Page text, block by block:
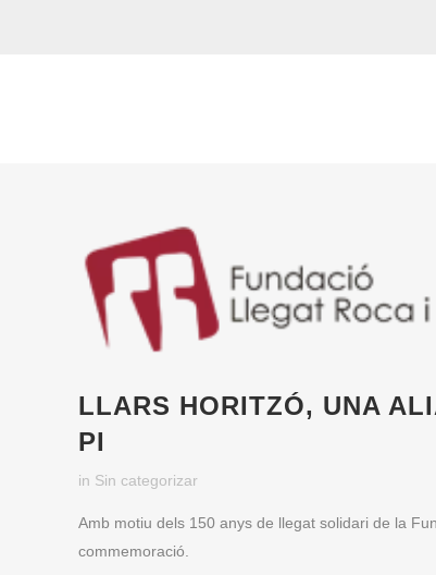
LLARS HORITZÓ, UNA
PI
in Sin categorizar
Amb motiu dels 150 anys de llegat solidari de la
commemoració.